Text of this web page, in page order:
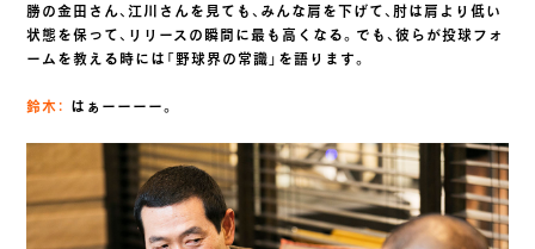
勝の金田さん、江川さんを見ても、みんな肩を下げて、肘は肩より低い
状態を保って、リリースの瞬間に最も高くなる。でも、彼らが投球フォ
ームを教える時には「野球界の常識」を語ります。
鈴木： はぁーーーー。